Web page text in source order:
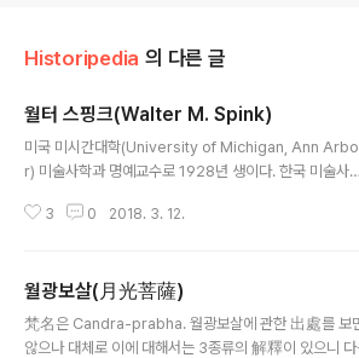
Historipedia 의 다른 글
월터 스핑크(Walter M. Spink)
미국 미시간대학(University of Michigan, Ann Arbo
r) 미술사학과 명예교수로 1928년 생이다. 한국 미술사학
를 직간접으로 사숙한 학도가 있다. 2008년 5월에는 그의
해 나는 현장에 있었다. 다음 내 기사가 바로 그 내용을 다
루었다. 팔순 헌정 월터 스핑크 교수 "아잔타석굴 보존 위
해 관람객 제한해야" (서울=연합뉴스) 김태식 기자 = 특
3 0 2018. 3. 12.
월광보살(月光菩薩)
梵名은 Candra-prabha. 월광보살에 관한 出處를 보
않으나 대체로 이에 대해서는 3종류의 解釋이 있으니 다